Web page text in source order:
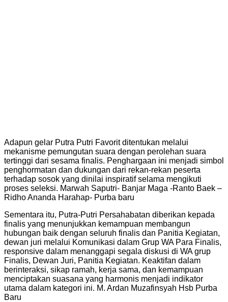
Adapun gelar Putra Putri Favorit ditentukan melalui
mekanisme pemungutan suara dengan perolehan suara
tertinggi dari sesama finalis. Penghargaan ini menjadi simbol
penghormatan dan dukungan dari rekan-rekan peserta
terhadap sosok yang dinilai inspiratif selama mengikuti
proses seleksi. Marwah Saputri- Banjar Maga -Ranto Baek –
Ridho Ananda Harahap- Purba baru
Sementara itu, Putra-Putri Persahabatan diberikan kepada
finalis yang menunjukkan kemampuan membangun
hubungan baik dengan seluruh finalis dan Panitia Kegiatan,
dewan juri melalui Komunikasi dalam Grup WA Para Finalis,
responsive dalam menanggapi segala diskusi di WA grup
Finalis, Dewan Juri, Panitia Kegiatan. Keaktifan dalam
berinteraksi, sikap ramah, kerja sama, dan kemampuan
menciptakan suasana yang harmonis menjadi indikator
utama dalam kategori ini. M. Ardan Muzafinsyah Hsb Purba
Baru